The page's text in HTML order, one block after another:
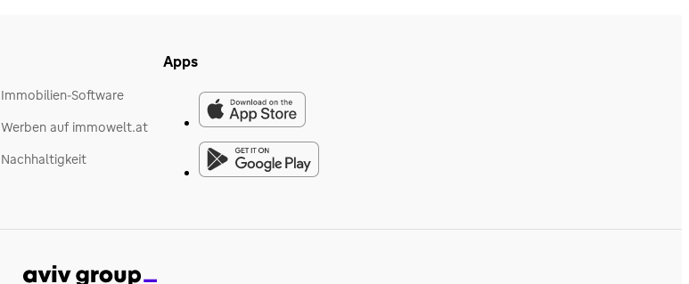
Immobilien-Software
Werben auf immowelt.at
Nachhaltigkeit
Apps